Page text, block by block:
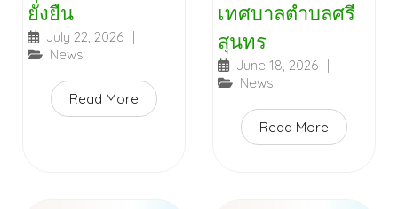
ยั่งยืน
July 22, 2026 |
News
Read More
เทศบาลตำบลศรี
สุนทร
June 18, 2026 |
News
Read More